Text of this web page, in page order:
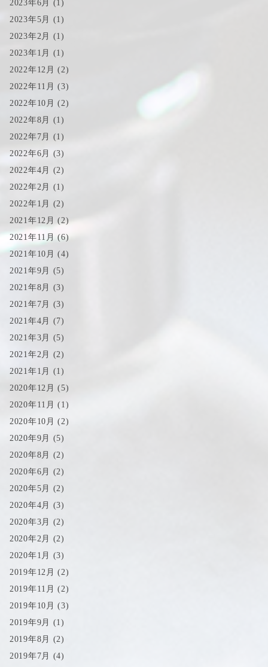
2023年6月
(1)
2023年5月 (1)
2023年2月 (1)
2023年1月 (1)
2022年12月 (2)
2022年11月 (3)
2022年10月 (2)
2022年8月 (1)
2022年7月 (1)
2022年6月 (3)
2022年4月 (2)
2022年2月 (1)
2022年1月 (2)
2021年12月 (2)
2021年11月 (6)
2021年10月 (4)
2021年9月 (5)
2021年8月 (3)
2021年7月 (3)
2021年4月 (7)
2021年3月 (5)
2021年2月 (2)
2021年1月 (1)
2020年12月 (5)
2020年11月 (1)
2020年10月 (2)
2020年9月 (5)
2020年8月 (2)
2020年6月 (2)
2020年5月 (2)
2020年4月 (3)
2020年3月 (2)
2020年2月 (2)
2020年1月 (3)
2019年12月 (2)
2019年11月 (2)
2019年10月 (3)
2019年9月 (1)
2019年8月 (2)
2019年7月 (4)